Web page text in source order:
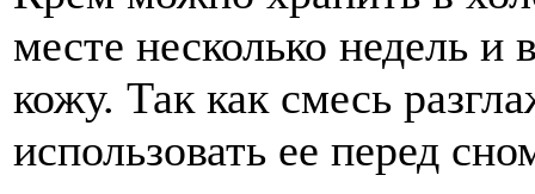
месте несколько недель и
кожу. Так как смесь
использовать ее перед